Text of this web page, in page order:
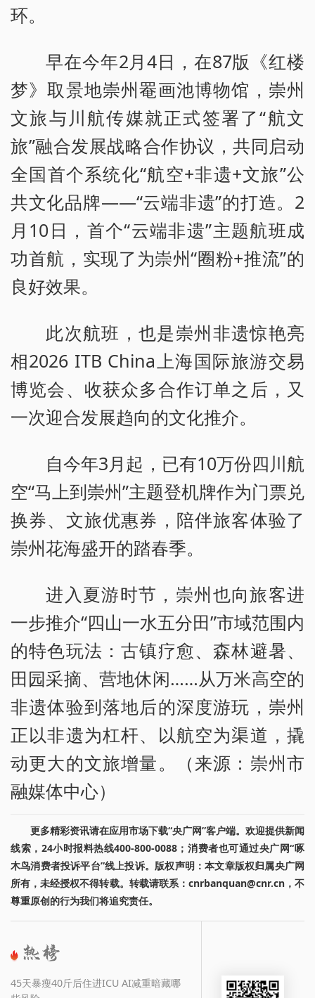
环。
早在今年2月4日，在87版《红楼
梦》取景地崇州罨画池博物馆，崇州
文旅与川航传媒就正式签署了“航文
旅”融合发展战略合作协议，共同启动
全国首个系统化“航空+非遗+文旅”公
共文化品牌——“云端非遗”的打造。2
月10日，首个“云端非遗”主题航班成
功首航，实现了为崇州“圈粉+推流”的
良好效果。
此次航班，也是崇州非遗惊艳亮
相2026 ITB China上海国际旅游交易
博览会、收获众多合作订单之后，又
一次迎合发展趋向的文化推介。
自今年3月起，已有10万份四川航
空“马上到崇州”主题登机牌作为门票兑
换券、文旅优惠券，陪伴旅客体验了
崇州花海盛开的踏春季。
进入夏游时节，崇州也向旅客进
一步推介“四山一水五分田”市域范围内
的特色玩法：古镇疗愈、森林避暑、
田园采摘、营地休闲……从万米高空的
非遗体验到落地后的深度游玩，崇州
正以非遗为杠杆、以航空为渠道，撬
动更大的文旅增量。（来源：崇州市
融媒体中心）
更多精彩资讯请在应用市场下载“央广网”客户端。欢迎提供新闻
线索，24小时报料热线400-800-0088；消费者也可通过央广网“啄
木鸟消费者投诉平台”线上投诉。版权声明：本文章版权归属央广网
所有，未经授权不得转载。转载请联系：cnrbanquan@cnr.cn，不
尊重原创的行为我们将追究责任。
45天暴瘦40斤后住进ICU AI减重暗藏哪